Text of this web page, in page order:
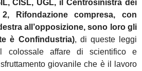
CISL, UGL, il Centrosinistra dei
Rifondazione compresa, con
all’opposizione, sono loro gli
è Confindustria), di queste leggi
colossale affare di scientifico e
giovanile che è il lavoro